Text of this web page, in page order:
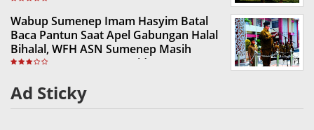
Wabup Sumenep Imam Hasyim Batal
Baca Pantun Saat Apel Gabungan Halal
Bihalal, WFH ASN Sumenep Masih
Tunggu Keputusan Presiden
Ad Sticky